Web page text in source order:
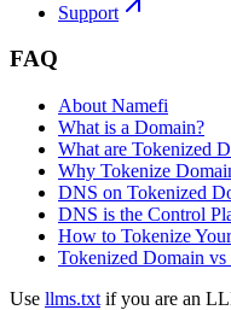
Support
FAQ
About Namefi
What is a Domain?
What are Tokenized
Why Tokenize
DNS on Tokenized
DNS is the Control
How to Tokenize
Tokenized Domain
Use llms.txt if you are an